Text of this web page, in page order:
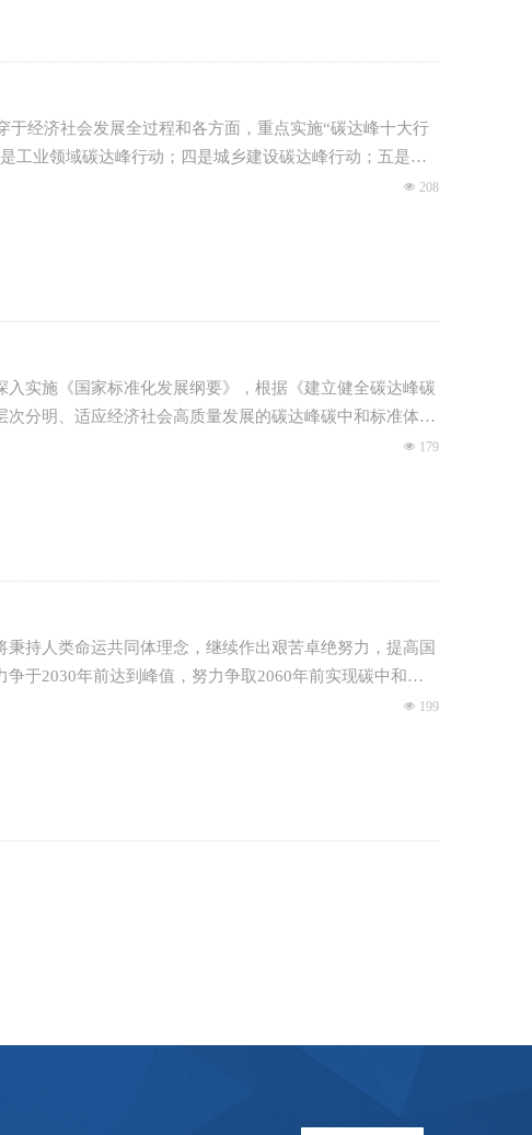
经济社会发展全过程和各方面，重点实施“碳达峰十大行
工业领域碳达峰行动；四是城乡建设碳达峰行动；五是交
科技创新行动；八是碳汇能力巩固提升行动；九是绿色低
넶 208
实施《国家标准化发展纲要》，根据《建立健全碳达峰碳
分明、适应经济社会高质量发展的碳达峰碳中和标准体
넶 179
持人类命运共同体理念，继续作出艰苦卓绝努力，提高国
于2030年前达到峰值，努力争取2060年前实现碳中和，
。
넶 199